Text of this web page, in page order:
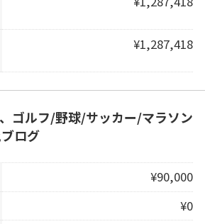
¥1,287,418
ゴルフ/野球/サッカー/マラソン
ログ
¥90,000
¥0